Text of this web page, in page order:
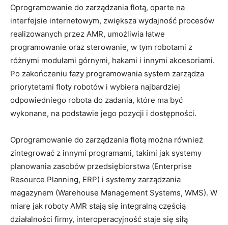
Oprogramowanie do zarządzania flotą, oparte na
interfejsie internetowym, zwiększa wydajność procesów
realizowanych przez AMR, umożliwia łatwe
programowanie oraz sterowanie, w tym robotami z
różnymi modułami górnymi, hakami i innymi akcesoriami.
Po zakończeniu fazy programowania system zarządza
priorytetami floty robotów i wybiera najbardziej
odpowiedniego robota do zadania, które ma być
wykonane, na podstawie jego pozycji i dostępności.
Oprogramowanie do zarządzania flotą można również
zintegrować z innymi programami, takimi jak systemy
planowania zasobów przedsiębiorstwa (Enterprise
Resource Planning, ERP) i systemy zarządzania
magazynem (Warehouse Management Systems, WMS). W
miarę jak roboty AMR stają się integralną częścią
działalności firmy, interoperacyjność staje się siłą